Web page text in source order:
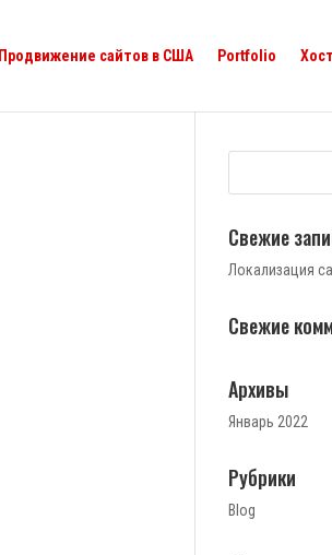
Продвижение сайтов в США Portfolio
Свежие
Локализация
Свежие
Архивы
Январь 2022
Рубрики
Blog